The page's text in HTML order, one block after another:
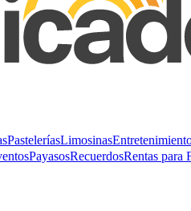
PasteleríasLimosinas
PayasosRecuerdosRentas para